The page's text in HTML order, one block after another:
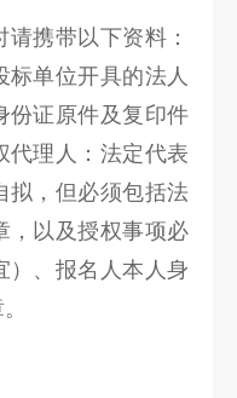
携带以下资料：
标单位开具的法人
份证原件及复印件
代理人：法定代表
拟，但必须包括法
，以及授权事项必
）、报名人本人身